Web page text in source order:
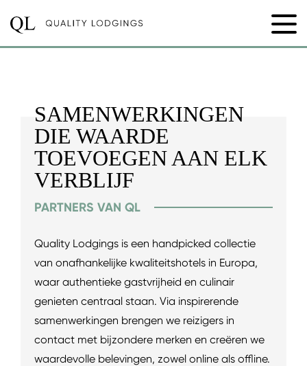
SAMENWERKINGEN
DIE WAARDE
TOEVOEGEN AAN ELK
VERBLIJF
PARTNERS VAN QL
Quality Lodgings is een handpicked collectie
van onafhankelijke kwaliteitshotels in Europa,
waar authentieke gastvrijheid en culinair
genieten centraal staan. Via inspirerende
samenwerkingen brengen we reizigers in
contact met bijzondere merken en creëren we
waardevolle belevingen, zowel online als offline.